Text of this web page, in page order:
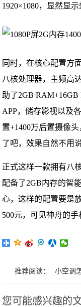
1920×1080，显然显示
同时，在核心配置方
八核处理器，主频高
助了2GB RAM+16GB
APP，储存影视以及
置+1400万后置摄像
了吧，效果自然不用说
正式这样一款拥有八
配备了2GB内存的智
心，这样的配置要是
500元，可见神舟的手
推荐阅读： 小空调
您可能感兴趣的